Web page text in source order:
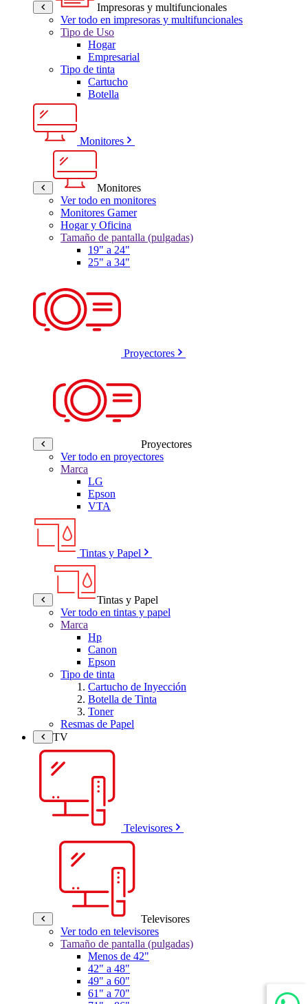
Impresoras y multifuncionales
Ver todo en impresoras y multifuncionales
Tipo de Uso
Hogar
Empresarial
Tipo de tinta
Cartucho
Botella
Monitores
Monitores
Ver todo en monitores
Monitores Gamer
Hogar y Oficina
Tamaño de pantalla (pulgadas)
19" a 24"
25" a 34"
Proyectores
Proyectores
Ver todo en proyectores
Marca
LG
Epson
VTA
Tintas y Papel
Tintas y Papel
Ver todo en tintas y papel
Marca
Hp
Canon
Epson
Tipo de tinta
Cartucho de Inyección
Botella de Tinta
Toner
Resmas de Papel
TV
Televisores
Televisores
Ver todo en televisores
Tamaño de pantalla (pulgadas)
Menos de 42"
42" a 48"
49" a 60"
61" a 70"